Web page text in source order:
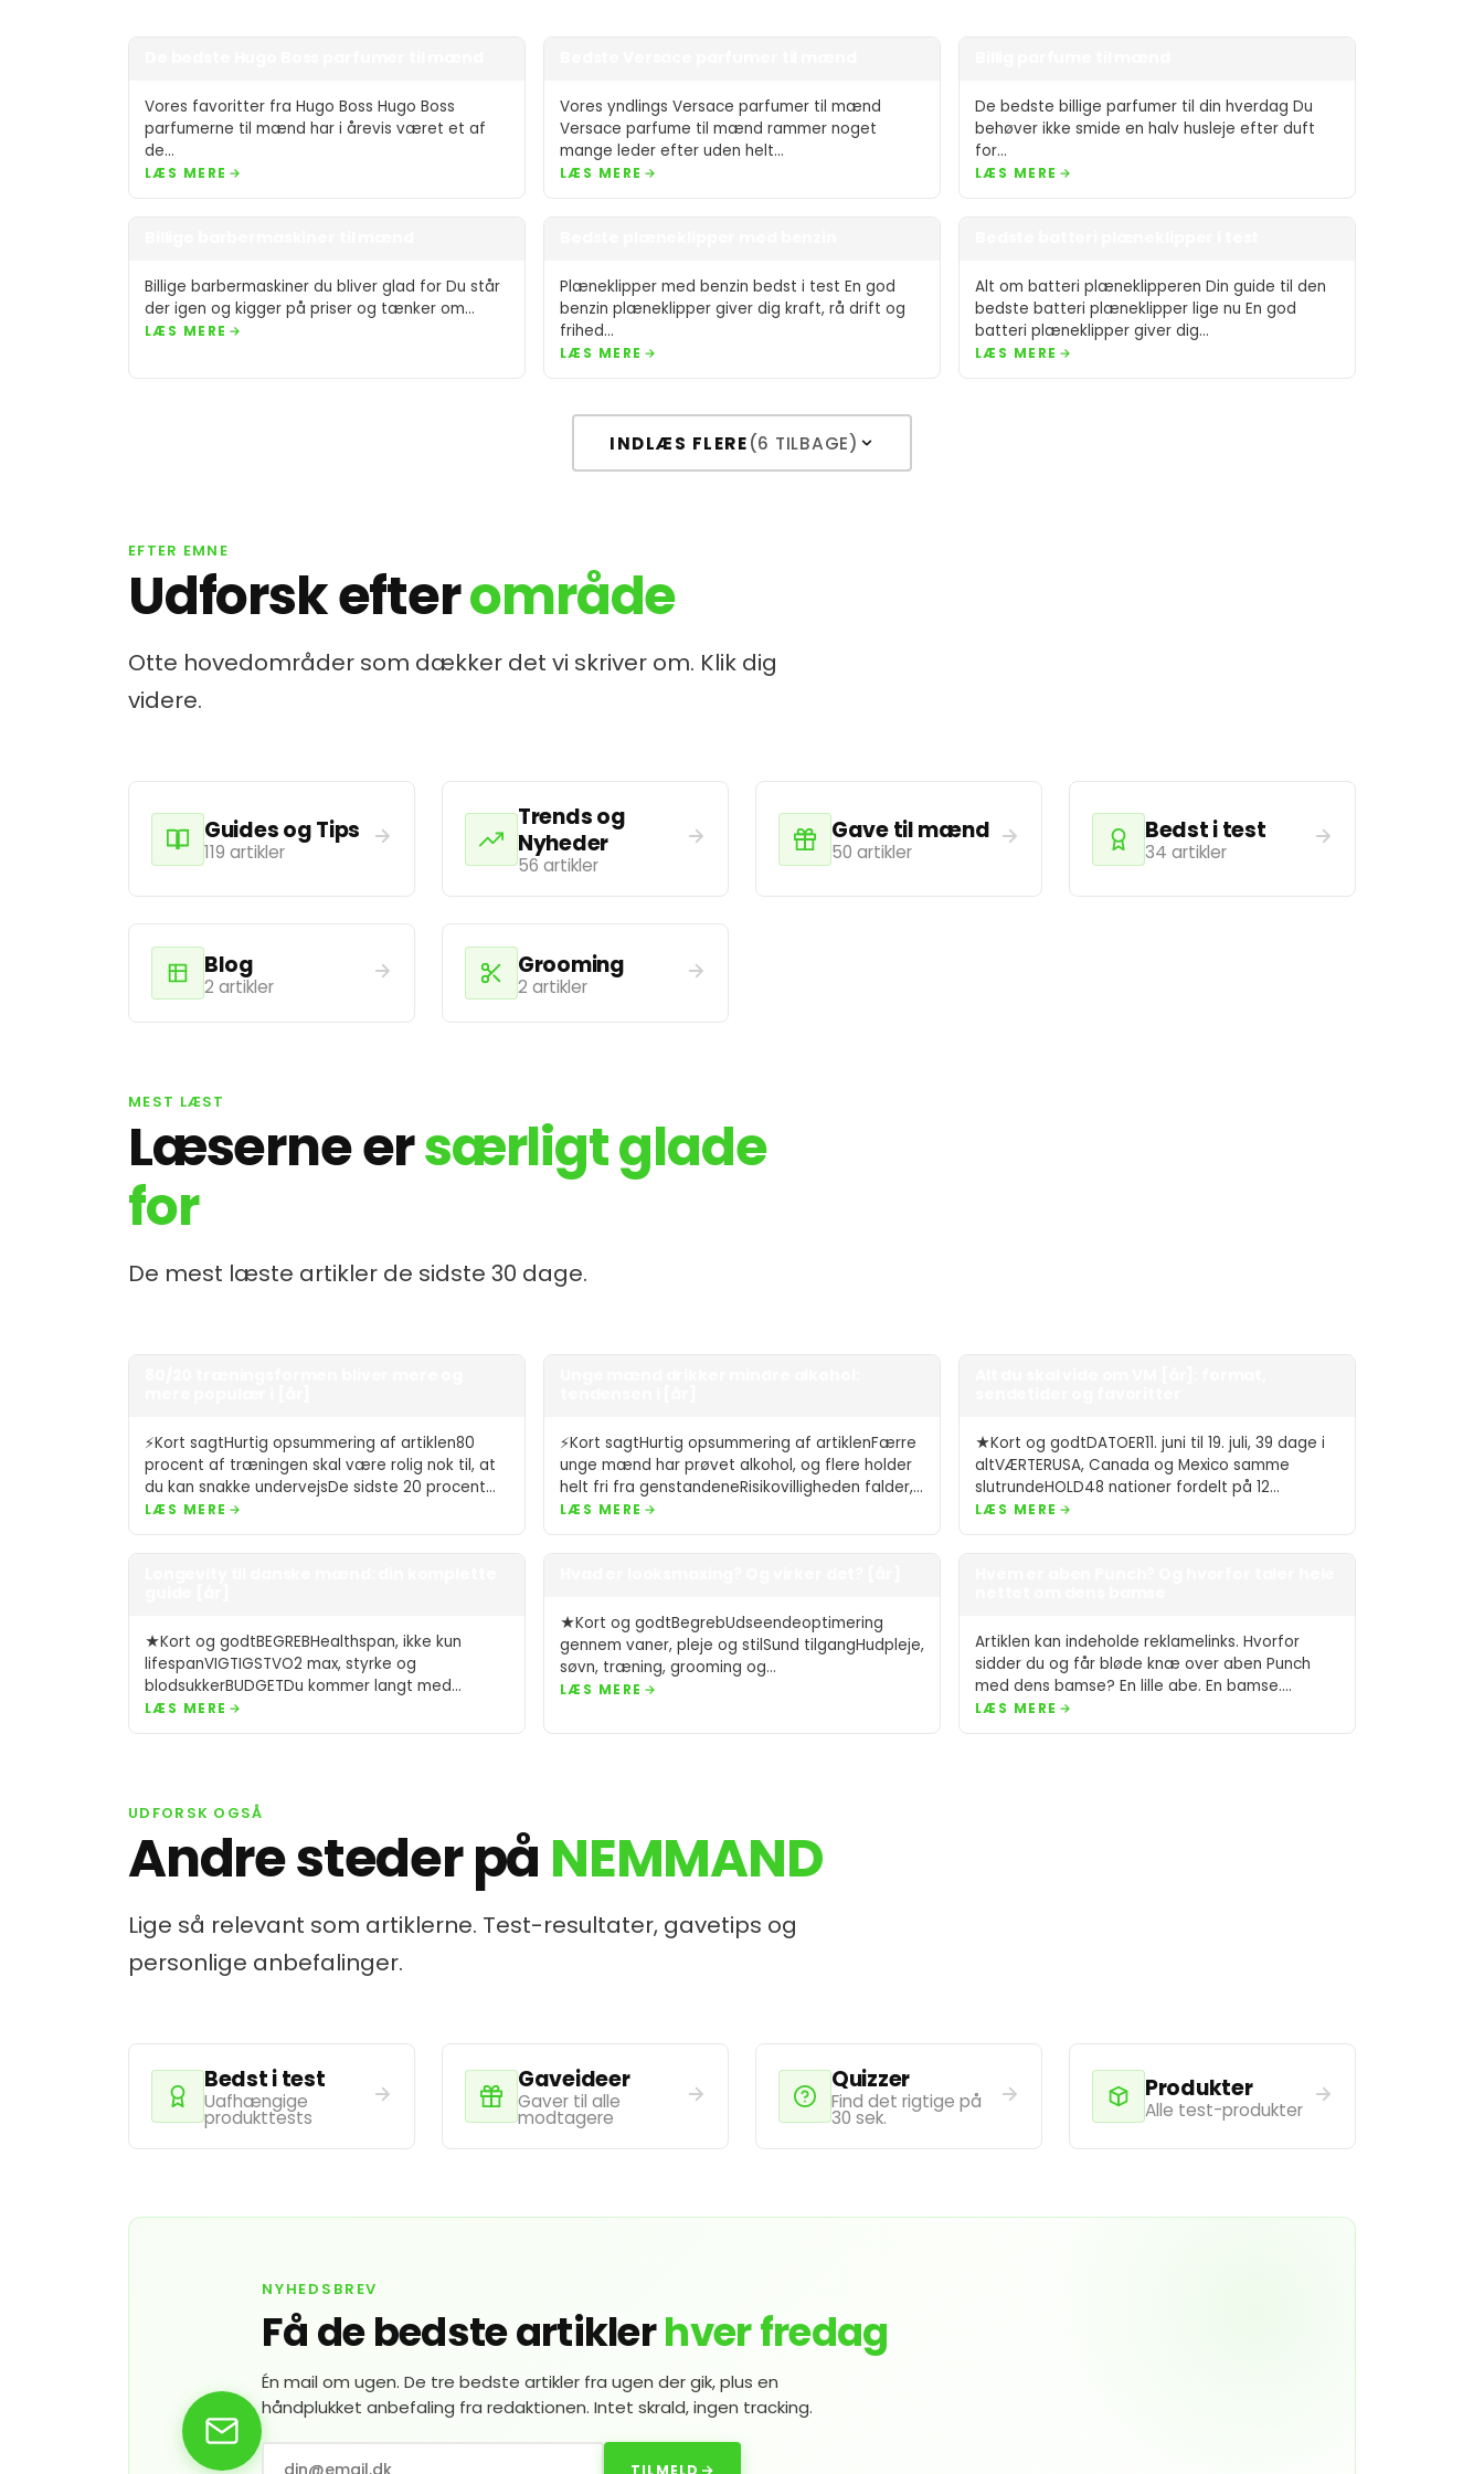
Vores favoritter fra Hugo Boss Hugo Boss
parfumerne til mænd har i årevis været et af
de…
LÆS MERE
Vores yndlings Versace parfumer til mænd
Versace parfume til mænd rammer noget
mange leder efter uden helt…
LÆS MERE
De bedste billige parfumer til din hverdag Du
behøver ikke smide en halv husleje efter duft
for…
LÆS MERE
Billige barbermaskiner du bliver glad for Du står
der igen og kigger på priser og tænker om…
LÆS MERE
Plæneklipper med benzin bedst i test En god
benzin plæneklipper giver dig kraft, rå drift og
frihed…
LÆS MERE
Alt om batteri plæneklipperen Din guide til den
bedste batteri plæneklipper lige nu En god
batteri plæneklipper giver dig…
LÆS MERE
INDLÆS FLERE(6 TILBAGE)
EFTER EMNE
Udforsk efterområde
Otte hovedområder som dækker det vi skriver om. Klik dig
videre.
Guides og Tips
119 artikler
Trends og
Nyheder
56 artikler
Gave til mænd
50 artikler
Bedst i test
34 artikler
Blog
2 artikler
Grooming
2 artikler
MEST LÆST
Læserne ersærligt glade
for
De mest læste artikler de sidste 30 dage.
⚡Kort sagtHurtig opsummering af artiklen80
procent af træningen skal være rolig nok til, at
du kan snakke undervejsDe sidste 20 procent
er…
LÆS MERE
⚡Kort sagtHurtig opsummering af artiklenFærre
unge mænd har prøvet alkohol, og flere holder
helt fri fra genstandeneRisikovilligheden falder,
og det smitter af…
LÆS MERE
★Kort og godtDATOER11. juni til 19. juli, 39 dage i
altVÆRTERUSA, Canada og Mexico samme
slutrundeHOLD48 nationer fordelt på 12
grupperKAMPE104 kampe,…
LÆS MERE
★Kort og godtBEGREBHealthspan, ikke kun
lifespanVIGTIGSTVO2 max, styrke og
blodsukkerBUDGETDu kommer langt med
budget på under 200 kr/mdTIDSFORBRUG30 til
LÆS MERE
★Kort og godtBegrebUdseendeoptimering
gennem vaner, pleje og stilSund tilgangHudpleje,
søvn, træning, grooming og
pasformRisikozoneBonesmashing, ekstreme
LÆS MERE
Artiklen kan indeholde reklamelinks. Hvorfor
sidder du og får bløde knæ over aben Punch
med dens bamse? En lille abe. En bamse.…
LÆS MERE
UDFORSK OGSÅ
Andre steder på NEMMAND
Lige så relevant som artiklerne. Test-resultater, gavetips og
personlige anbefalinger.
Bedst i test
Uafhængige
produkttests
Gaveideer
Gaver til alle
modtagere
Quizzer
Find det rigtige på
30 sek.
Produkter
Alle test-produkter
NYHEDSBREV
Få de bedste artiklerhver fredag
Én mail om ugen. De tre bedste artikler fra ugen der gik, plus en
håndplukket anbefaling fra redaktionen. Intet skrald, ingen tracking.
TILMELD